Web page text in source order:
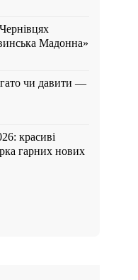
Мадонна»
чи давити —
красиві
гарних нових